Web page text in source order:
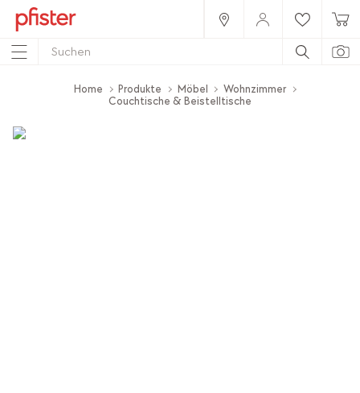
Home Produkte Möbel
Wohnzimmer
Couchtische & Beistelltische